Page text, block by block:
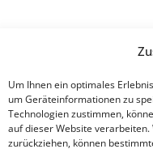
Um Ihnen ein optimales
um Geräteinformationen zu
Technologien zustimmen,
auf dieser Website
zurückziehen, können